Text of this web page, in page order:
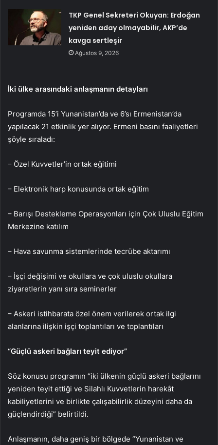
TKP Genel Sekreteri Okuyan: Erdoğan
yeniden aday olmayabilir, AKP’de
kavga sertleşir
Ağustos 9, 2026
İki ülke arasındaki anlaşmanın detayları
Programda 15’i Yunanistan’da ve 6’sı Ermenistan’da
yapılacak 21 etkinlik yer alıyor. Ermeni basını faaliyetleri
şöyle sıraladı:
– Özel Kuvvetler’in ortak eğitimi
– Elektronik harp konusunda ortak eğitim
– Barışı Destekleme Operasyonları için Çok Uluslu Eğitim
Merkezine katılım
– Hava savunma sistemlerinde tecrübe aktarımı
– İşçi değişimi ve okullara ve çok uluslu okullara
ziyaretlerin yanı sıra seminerler
– Askeri istihbarata özel önem verilerek ortak ilgi
alanlarına ilişkin işçi toplantıları ve toplantıları
“Güçlü askeri bağları teyit ediyor”
Söz konusu programın “iki ülkenin güçlü askeri bağlarını
yeniden teyit ettiği ve Silahlı Kuvvetlerin harekât
kabiliyetlerini ve birlikte çalışabilirlik düzeyini daha da
güçlendirdiği” belirtildi.
Anlaşmanın, daha geniş bir bölgede “Yunanistan ve